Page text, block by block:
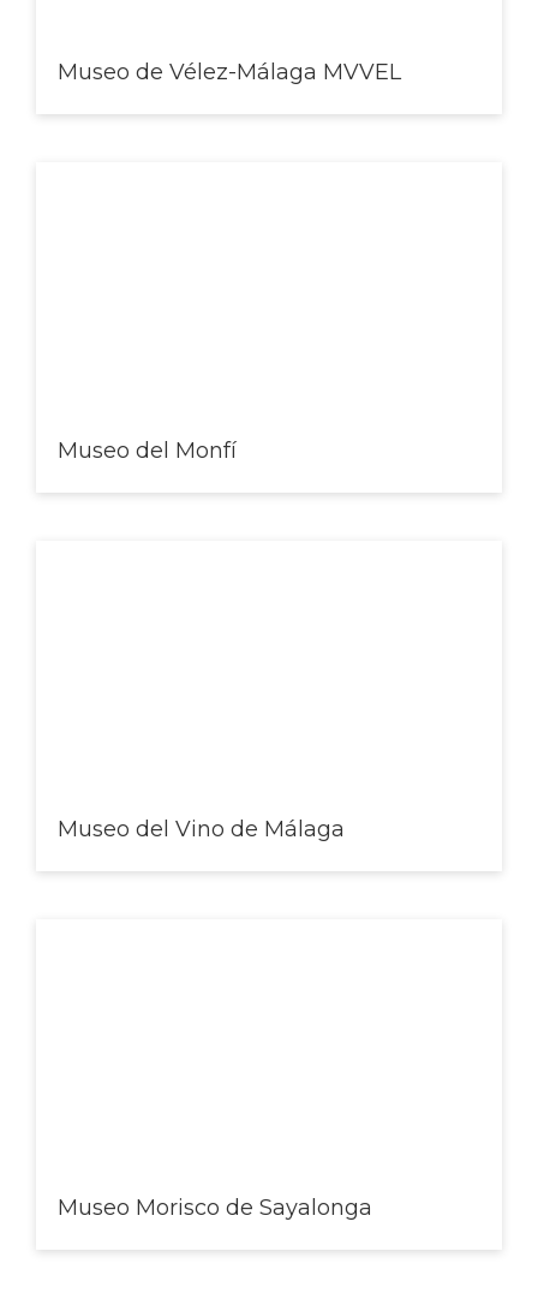
Museo de Vélez-Málaga MVVEL
Museo del Monfí
Museo del Vino de Málaga
Museo Morisco de Sayalonga